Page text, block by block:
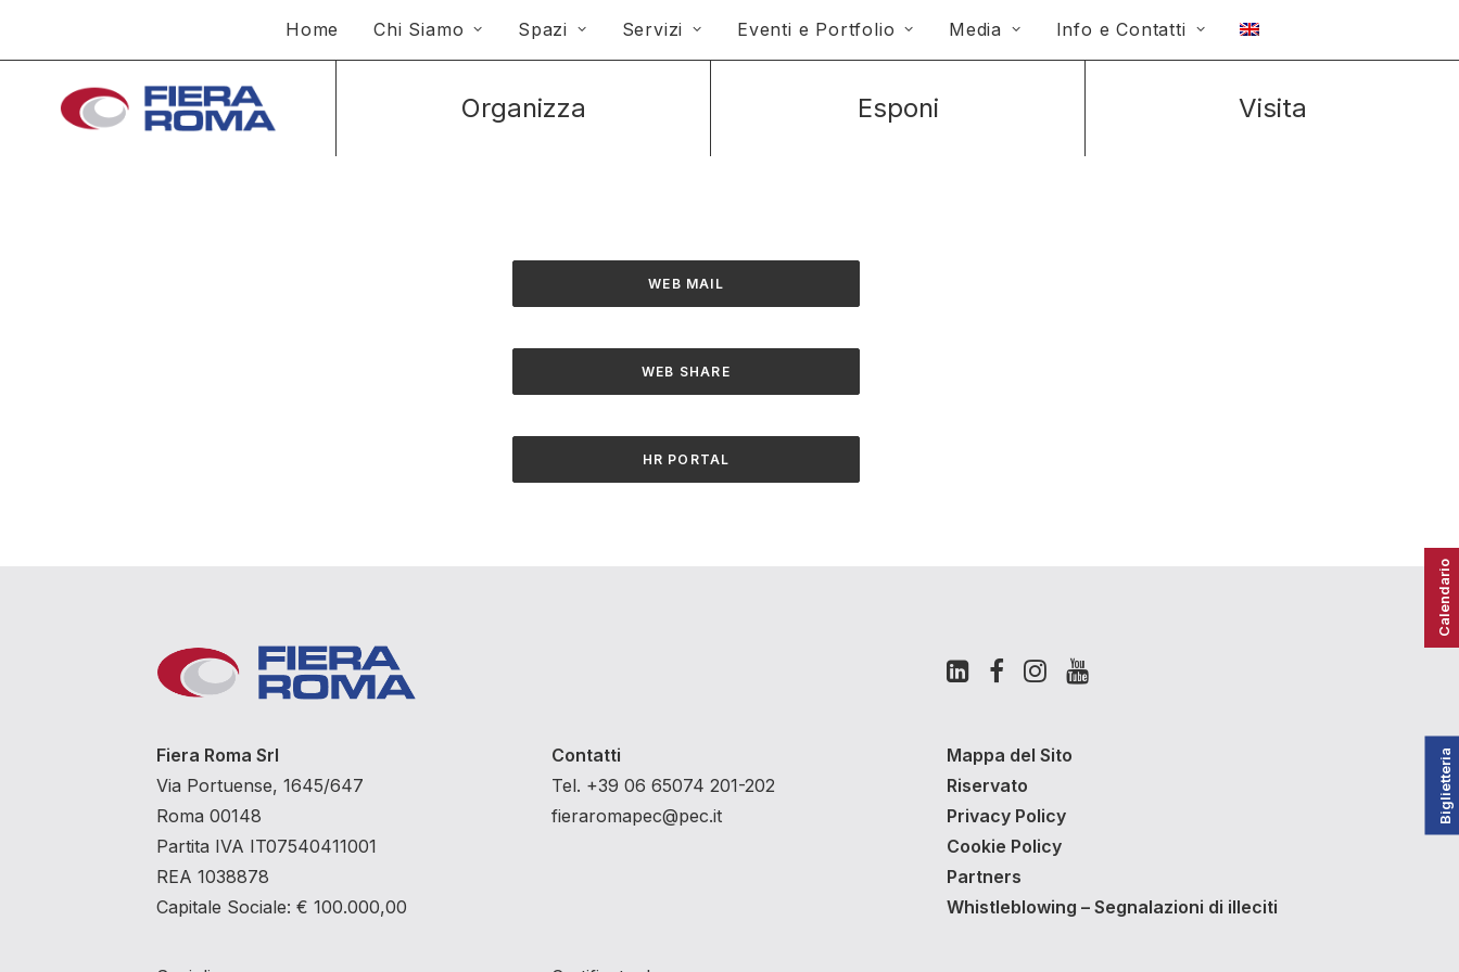
Home Chi Siamo Spazi Servizi Eventi e Portfolio Media Info e Contatti
Organizza Esponi Visita
WEB MAIL
WEB SHARE
HR PORTAL
Fiera Roma Srl
Via Portuense, 1645/647
Roma 00148
Partita IVA IT07540411001
REA 1038878
Capitale Sociale: € 100.000,00
Contatti
Tel. +39 06 65074 201-202
fieraromapec@pec.it
Mappa del Sito
Riservato
Privacy Policy
Cookie Policy
Partners
Whistleblowing – Segnalazioni di illeciti
Biglietteria
Calendario